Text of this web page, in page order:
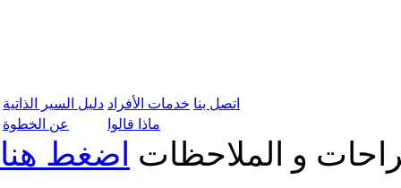
دليل السير الذاتية خدمات الأفراد اتصل بنا
عن الخطوة
ماذا قالوا
و الملاحظات اضغط هنا